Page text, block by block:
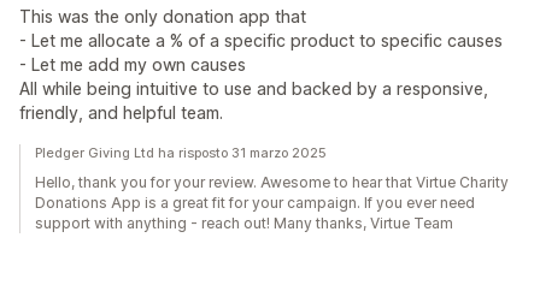
This was the only donation app that
- Let me allocate a % of a specific product to specific causes
- Let me add my own causes
All while being intuitive to use and backed by a responsive,
friendly, and helpful team.
Pledger Giving Ltd ha risposto 31 marzo 2025
Hello, thank you for your review. Awesome to hear that Virtue Charity
Donations App is a great fit for your campaign. If you ever need
support with anything - reach out! Many thanks, Virtue Team